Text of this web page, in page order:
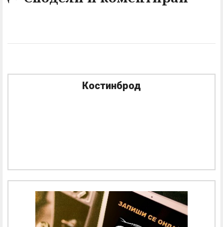
Костинброд